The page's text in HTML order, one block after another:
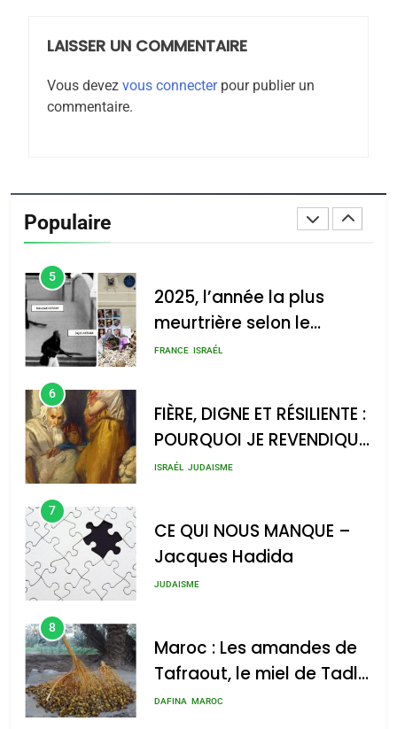
LAISSER UN COMMENTAIRE
Vous devez vous connecterpour publier un
commentaire.
Populaire
3
Tout sur la Nostalgie
l’alliance pourrait
s’étendre à 13 pays
5
2025, l’année la plus
meurtrière selon le
rapport d’ADL contre
FRANCE ISRAÉL
6
FIÈRE, DIGNE ET RÉSILIENTE :
POURQUOI JE REVENDIQUE
MA JUDAÏTE par Thérèse
ISRAÉL JUDAISME
7
CE QUI NOUS MANQUE –
Jacques Hadida
JUDAISME
8
Maroc : Les amandes de
Tafraout, le miel de Tadla
Azilal consacrés produits
DAFINA MAROC